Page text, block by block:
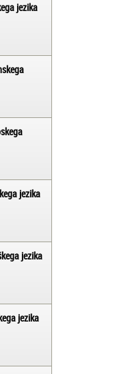
jezika
jezika
jezika
jezika